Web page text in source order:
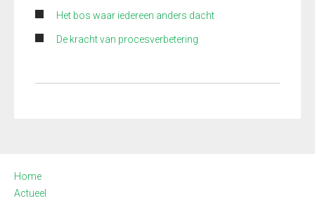
Het bos waar iedereen anders dacht
De kracht van procesverbetering
Home
Actueel